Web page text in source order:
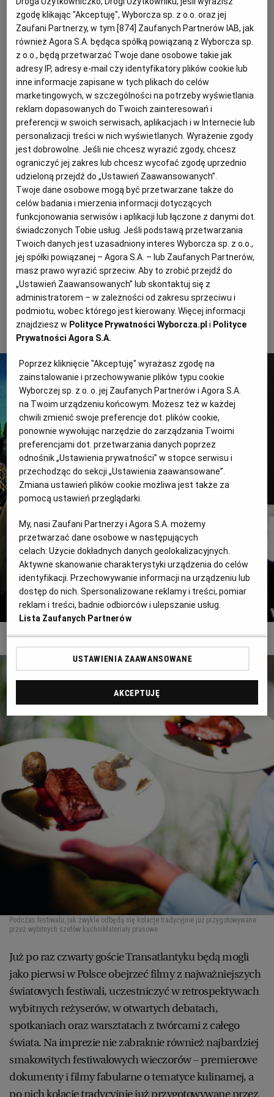
LUBLIN
ŁÓDŹ
OLSZTYN
OPOLE
PŁOCK
POZNAŃ
RADOM
RYBNIK
RZESZÓW
SOSNOWIEC
SZCZECIN
TORUŃ
TRÓJMIASTO
WAŁBRZYCH
WARSZAWA
WROCŁAW
ZAKOPANE
ZIELONA GÓRA
PUBLIO.PL
KULTURALNYSKLEP.PL
DZIECKO
ZDROWIE
POGODA
PODRÓŻE
WIDEO
FORUM
Festiwal kulinarno-artystyczny, który odwiedzają tłumy
gości. Będziemy mogli obejrzeć pokaz przyrządzania
i wędzenia słynnej zatorskiej ryby. Potrawy z niej oraz
inne regionalne smakołyki jak zawsze przygotują
członkinie kół gospodyń wiejskich.
rokzator.pl
11-14.07 JARMARK GALICYJSKI,
Lubaczów, Roztocze
Najważniejszym punktem programu jest tu konkurs
kulinarny „Galicyjskie Smaki Wczoraj, Dziś i Jutro",
gdzie królują niepowtarzalne potrawy i tradycyjne
wyroby, których można najeść się do syta.
ziemialubaczowska.com
12-19.07 TRANSATLANTYK FESTIVAL, Łódź
filmy z najważniejszych światowych festiwaliMateriały prasowe
Podczas festiwalu, jak zwykle odbędą się kolacje tradycyjnie już przygotowywane
przez wybitnych szefów kuchni Materiały prasowe
Już po raz czwarty goście Transatlantyku będą mogli
jako pierwsi w Polsce obejrzeć filmy z najważniejszych
światowych festiwali, uczestniczyć w retrospektywach
wybitnych reżyserów, w otwartych debatach,
spotkaniach oraz warsztatach z twórcami z całego
świata. Na imprezie nie zabraknie również najbardziej
smakowitych festiwalowych wieczorów – premierowe
dokumenty i filmy fabularne o tematyce kulinarnej, a
po nich kolacje tradycyjnie już przygotowywane przez
zgodę klikając "Akceptuję", Wyborcza sp. z o.o. oraz jej
Zaufani Partnerzy, w tym [874] Zaufanych Partnerów IAB, jak
również Agora S.A. będąca spółką powiązaną z Wyborcza sp.
z o.o., będą przetwarzać Twoje dane osobowe takie jak
adresy IP, adresy e-mail czy identyfikatory plików cookie lub
inne informacje zapisane w tych plikach do celów
marketingowych, w szczególności na potrzeby wyświetlania
reklam dopasowanych do Twoich zainteresowań i
preferencji w swoich serwisach, aplikacjach i w Internecie lub
personalizacji treści w nich wyświetlanych. Wyrażenie zgody
jest dobrowolne. Jeśli nie chcesz wyrazić zgody, chcesz
ograniczyć jej zakres lub chcesz wycofać zgodę uprzednio
udzieloną przejdź do „Ustawień Zaawansowanych”.
Twoje dane osobowe mogą być przetwarzane także do
celów badania i mierzenia informacji dotyczących
funkcjonowania serwisów i aplikacji lub łączone z danymi dot.
świadczonych Tobie usług. Jeśli podstawą przetwarzania
Twoich danych jest uzasadniony interes Wyborcza sp. z o.o.,
jej spółki powiązanej – Agora S.A. – lub Zaufanych Partnerów,
masz prawo wyrazić sprzeciw. Aby to zrobić przejdź do
„Ustawień Zaawansowanych” lub skontaktuj się z
administratorem – w zależności od zakresu sprzeciwu i
podmiotu, wobec którego jest kierowany. Więcej informacji
znajdziesz w Polityce Prywatności Wyborcza.pl i Polityce
Prywatności Agora S.A.
Poprzez kliknięcie "Akceptuję" wyrażasz zgodę na
zainstalowanie i przechowywanie plików typu cookie
Wyborczej sp. z o. o. jej Zaufanych Partnerów i Agora S.A.
na Twoim urządzeniu końcowym. Możesz też w każdej
chwili zmienić swoje preferencje dot. plików cookie,
ponownie wywołując narzędzie do zarządzania Twoimi
preferencjami dot. przetwarzania danych poprzez
odnośnik „Ustawienia prywatności” w stopce serwisu i
przechodząc do sekcji „Ustawienia zaawansowane”.
Zmiana ustawień plików cookie możliwa jest także za
pomocą ustawień przeglądarki.
My, nasi Zaufani Partnerzy i Agora S.A. możemy
przetwarzać dane osobowe w następujących
celach:Użycie dokładnych danych geolokalizacyjnych.
Aktywne skanowanie charakterystyki urządzenia do celów
identyfikacji. Przechowywanie informacji na urządzeniu lub
dostęp do nich. Spersonalizowane reklamy i treści, pomiar
reklam i treści, badnie odbiorców i ulepszanie usług.
Lista Zaufanych Partnerów
USTAWIENIA ZAAWANSOWANE
AKCEPTUJĘ